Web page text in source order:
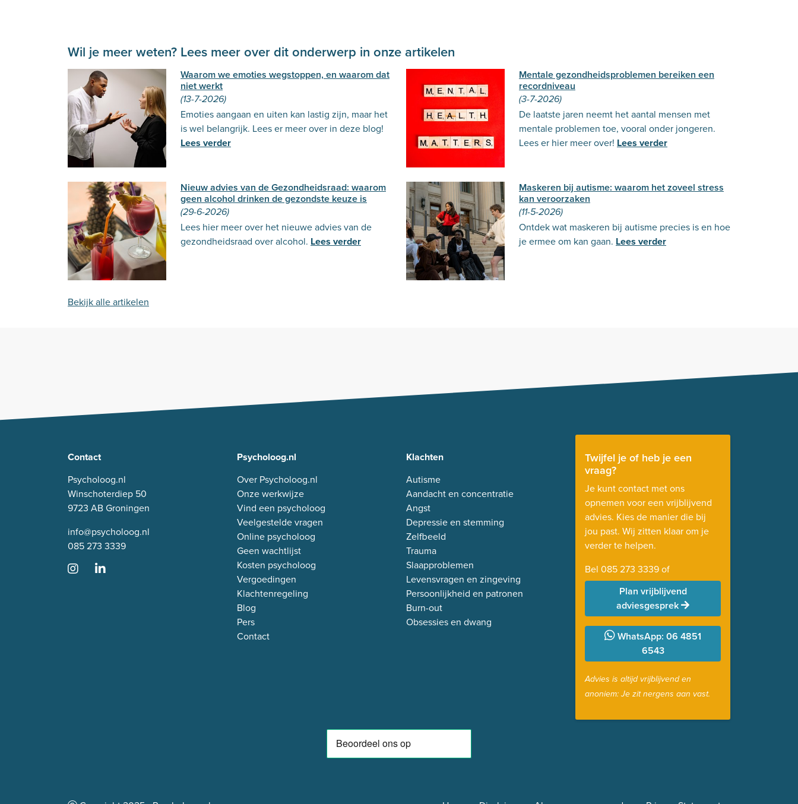
Wil je meer weten? Lees meer over dit onderwerp in onze artikelen
Waarom we emoties wegstoppen, en waarom dat
niet werkt
(13-7-2026)
Emoties aangaan en uiten kan lastig zijn, maar het
is wel belangrijk. Lees er meer over in deze blog!
Lees verder
Mentale gezondheidsproblemen bereiken een
recordniveau
(3-7-2026)
De laatste jaren neemt het aantal mensen met
mentale problemen toe, vooral onder jongeren.
Lees er hier meer over! Lees verder
Nieuw advies van de Gezondheidsraad: waarom
geen alcohol drinken de gezondste keuze is
(29-6-2026)
Lees hier meer over het nieuwe advies van de
gezondheidsraad over alcohol. Lees verder
Maskeren bij autisme: waarom het zoveel stress
kan veroorzaken
(11-5-2026)
Ontdek wat maskeren bij autisme precies is en hoe
je ermee om kan gaan. Lees verder
Bekijk alle artikelen
Contact
Psycholoog.nl
Winschoterdiep 50
9723 AB Groningen
info@psycholoog.nl
085 273 3339
Twijfel je of heb je een
vraag?
Je kunt contact met ons
opnemen voor een vrijblijvend
advies. Kies de manier die bij
jou past. Wij zitten klaar om je
verder te helpen.
Bel 085 273 3339of
Plan vrijblijvend
adviesgesprek
WhatsApp: 06 4851
6543
Advies is altijd vrijblijvend en
anoniem: Je zit nergens aan vast.
Psycholoog.nl
Over Psycholoog.nl
Onze werkwijze
Vind een psycholoog
Veelgestelde vragen
Online psycholoog
Geen wachtlijst
Kosten psycholoog
Vergoedingen
Klachtenregeling
Blog
Pers
Contact
Klachten
Autisme
Aandacht en concentratie
Angst
Depressie en stemming
Zelfbeeld
Trauma
Slaapproblemen
Levensvragen en zingeving
Persoonlijkheid en patronen
Burn-out
Obsessies en dwang